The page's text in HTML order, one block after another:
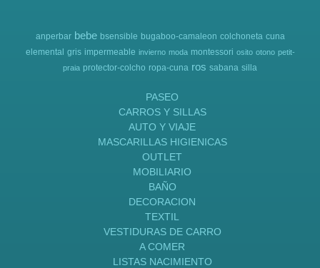
anperbar bebe bsensible bugaboo-camaleon colchoneta cuna
elemental gris impermeable invierno moda montessori osito otono petit-
praia protector-colcho ropa-cuna ros sabana silla
PASEO
CARROS Y SILLAS
AUTO Y VIAJE
MASCARILLAS HIGIENICAS
OUTLET
MOBILIARIO
BAÑO
DECORACION
TEXTIL
VESTIDURAS DE CARRO
A COMER
LISTAS NACIMIENTO